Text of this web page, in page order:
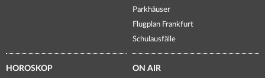
Parkhäuser
Flugplan Frankfurt
Schulausfälle
HOROSKOP ON AIR